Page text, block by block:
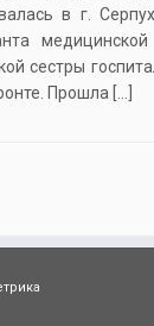
в г.
сестры
Прошла […]